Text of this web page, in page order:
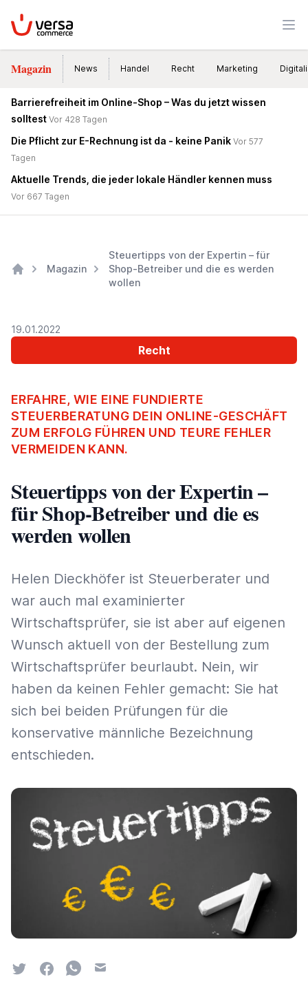
VersaCommerce
Magazin News Handel Recht Marketing
Barrierefreiheit im Online-Shop – Was du jetzt wissen
solltest Vor 428 Tagen
Die Pflicht zur E-Rechnung ist da - keine Panik Vor 577
Tagen
Aktuelle Trends, die jeder lokale Händler kennen muss
Vor 667 Tagen
Magazin
Steuertipps von der Expertin – für
Shop-Betreiber und die es werden
wollen
Recht
19.01.2022
ERFAHRE, WIE EINE FUNDIERTE
STEUERBERATUNG DEIN ONLINE-GESCHÄFT
ZUM ERFOLG FÜHREN UND TEURE FEHLER
VERMEIDEN KANN.
Steuertipps von der Expertin –
für Shop-Betreiber und die es
werden wollen
Helen Dieckhöfer ist Steuerberater und
war auch mal examinierter
Wirtschaftsprüfer, sie ist aber auf eigenen
Wunsch aktuell von der Bestellung zum
Wirtschaftsprüfer beurlaubt. Nein, wir
haben da keinen Fehler gemacht: Sie hat
sich bei beiden Prüfungen für die
konservative männliche Bezeichnung
entschieden.
TwitterFacebookWhatsapp
Email